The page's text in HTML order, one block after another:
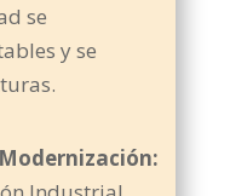
se
y se